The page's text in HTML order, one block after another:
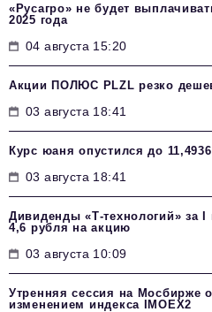
«Русагро» не будет
2025 года
04 августа 15:20
Акции ПОЛЮС PLZL резко
03 августа 18:41
Курс юаня опустился до 11,4936
03 августа 18:41
Дивиденды «Т-технологий» за I
4,6 рубля на акцию
03 августа 10:09
Утренняя сессия на Мосбирже
изменением индекса IMOEX2